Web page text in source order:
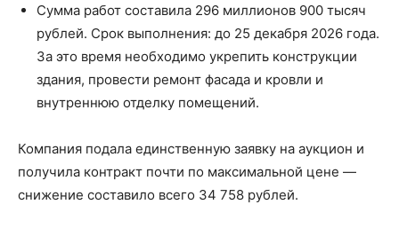
Сумма работ составила 296 миллионов 900 тысяч
рублей. Срок выполнения: до 25 декабря 2026 года.
За это время необходимо укрепить конструкции
здания, провести ремонт фасада и кровли и
внутреннюю отделку помещений.
Компания подала единственную заявку на аукцион и
получила контракт почти по максимальной цене —
снижение составило всего 34 758 рублей.